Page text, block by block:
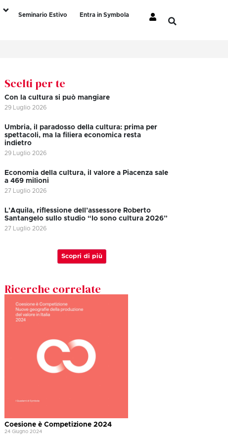
Seminario Estivo
Entra in Symbola
Scelti per te
Con la cultura si può mangiare
29 Luglio 2026
Umbria, il paradosso della cultura: prima per
spettacoli, ma la filiera economica resta
indietro
29 Luglio 2026
Economia della cultura, il valore a Piacenza sale
a 469 milioni
27 Luglio 2026
L’Aquila, riflessione dell’assessore Roberto
Santangelo sullo studio “Io sono cultura 2026”
27 Luglio 2026
Scopri di più
Ricerche correlate
Coesione è Competizione 2024
24 Giugno 2024